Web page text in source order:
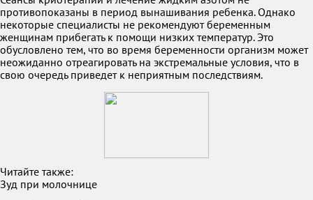
противопоказаны в период вынашивания ребенка. Однако
некоторые специалисты не рекомендуют беременным
женщинам прибегать к помощи низких температур. Это
обусловлено тем, что во время беременности организм может
неожиданно отреагировать на экстремальные условия, что в
свою очередь приведет к неприятным последствиям.
Читайте также:
Зуд при молочнице